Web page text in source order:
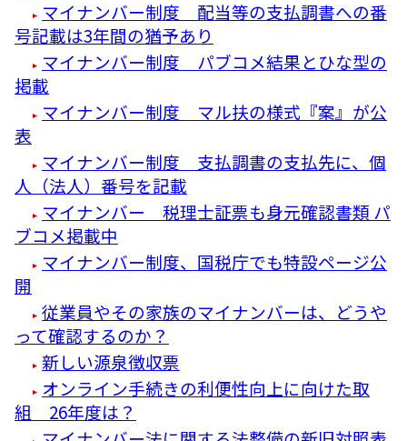
マイナンバー制度 配当等の支払調書への番
号記載は3年間の猶予あり
マイナンバー制度 パブコメ結果とひな型の
掲載
マイナンバー制度 マル扶の様式『案』が公
表
マイナンバー制度 支払調書の支払先に、個
人（法人）番号を記載
マイナンバー 税理士証票も身元確認書類 パ
ブコメ掲載中
マイナンバー制度、国税庁でも特設ページ公
開
従業員やその家族のマイナンバーは、どうや
って確認するのか？
新しい源泉徴収票
オンライン手続きの利便性向上に向けた取
組 26年度は？